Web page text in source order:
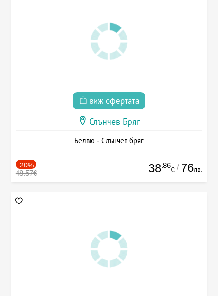
виж офертата
Слънчев Бряг
Белвю - Слънчев бряг
-20%
48.57€ 38.86
€ / 76лв.